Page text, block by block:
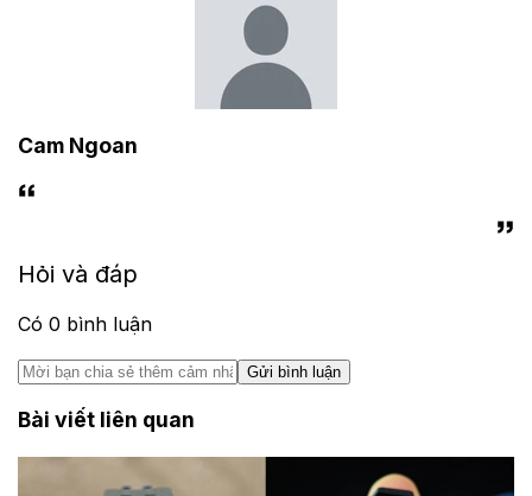
Cam Ngoan
Hỏi và đáp
Có 0 bình luận
Gửi bình luận
Bài viết liên quan